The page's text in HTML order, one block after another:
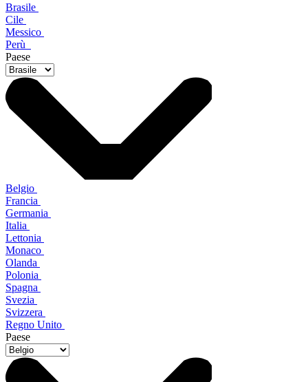
Brasile
Cile
Messico
Perù
Paese
Belgio
Francia
Germania
Italia
Lettonia
Monaco
Olanda
Polonia
Spagna
Svezia
Svizzera
Regno Unito
Paese